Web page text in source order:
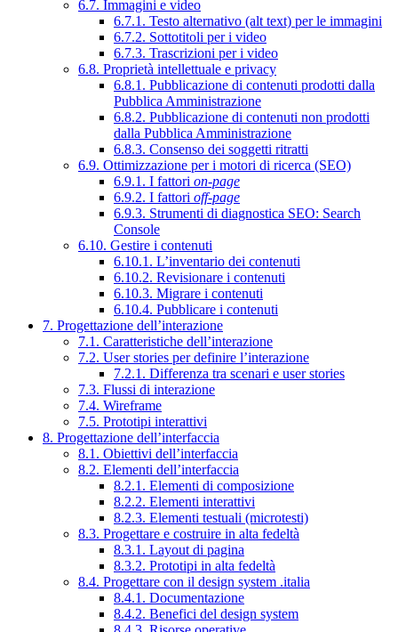
6.7. Immagini e video
6.7.1. Testo alternativo (alt text) per le immagini
6.7.2. Sottotitoli per i video
6.7.3. Trascrizioni per i video
6.8. Proprietà intellettuale e privacy
6.8.1. Pubblicazione di contenuti prodotti dalla
Pubblica Amministrazione
6.8.2. Pubblicazione di contenuti non prodotti
dalla Pubblica Amministrazione
6.8.3. Consenso dei soggetti ritratti
6.9. Ottimizzazione per i motori di ricerca (SEO)
6.9.1. I fattori on-page
6.9.2. I fattori off-page
6.9.3. Strumenti di diagnostica SEO: Search
Console
6.10. Gestire i contenuti
6.10.1. L’inventario dei contenuti
6.10.2. Revisionare i contenuti
6.10.3. Migrare i contenuti
6.10.4. Pubblicare i contenuti
7. Progettazione dell’interazione
7.1. Caratteristiche dell’interazione
7.2. User stories per definire l’interazione
7.2.1. Differenza tra scenari e user stories
7.3. Flussi di interazione
7.4. Wireframe
7.5. Prototipi interattivi
8. Progettazione dell’interfaccia
8.1. Obiettivi dell’interfaccia
8.2. Elementi dell’interfaccia
8.2.1. Elementi di composizione
8.2.2. Elementi interattivi
8.2.3. Elementi testuali (microtesti)
8.3. Progettare e costruire in alta fedeltà
8.3.1. Layout di pagina
8.3.2. Prototipi in alta fedeltà
8.4. Progettare con il design system .italia
8.4.1. Documentazione
8.4.2. Benefici del design system